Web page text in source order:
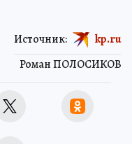
Роман ПОЛОСИКОВ
Источник: kp.ru